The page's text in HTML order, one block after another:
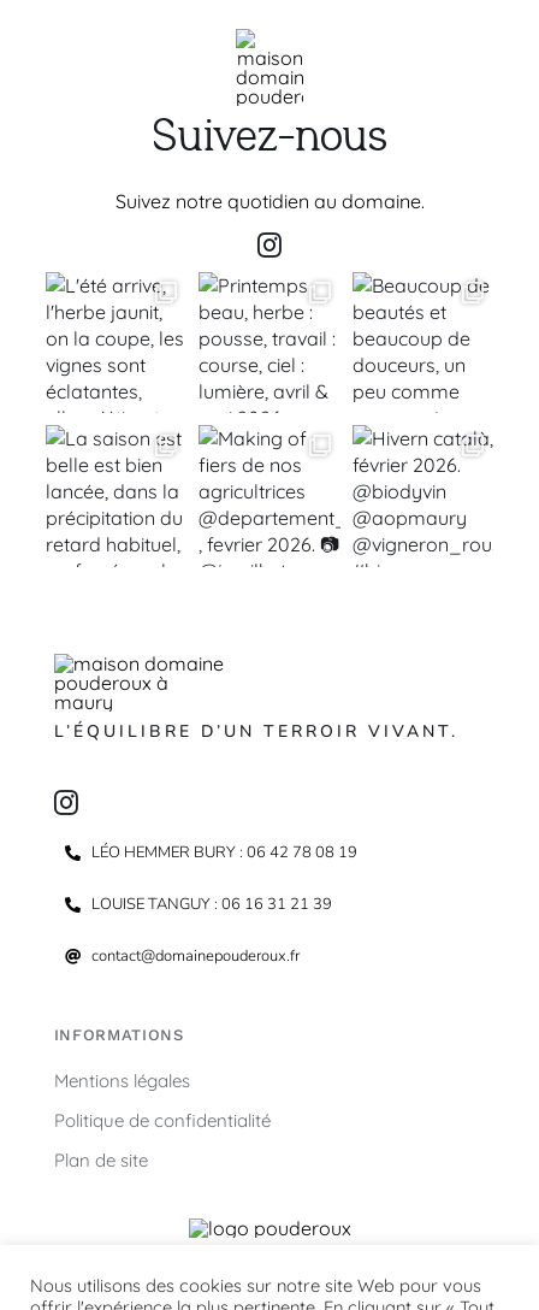
Suivez-nous
Suivez notre quotidien au domaine.
L’ÉQUILIBRE D’UN TERROIR VIVANT.
LÉO HEMMER BURY : 06 42 78 08 19
LOUISE TANGUY : 06 16 31 21 39
contact@domainepouderoux.fr
INFORMATIONS
Mentions légales
Politique de confidentialité
Plan de site
Domaine vivant, au 2, 4, 6 rue Emile Zola,
Nous utilisons des cookies sur notre site Web pour vous